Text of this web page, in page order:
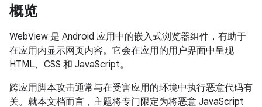
概览
WebView 是 Android 应用中的嵌入式浏览器组件，有助于
在应用内显示网页内容。它会在应用的用户界面中呈现
HTML、CSS 和 JavaScript。
跨应用脚本攻击通常与在受害应用的环境中执行恶意代码有
关。就本文档而言，主题将专门限定为将恶意 JavaScript